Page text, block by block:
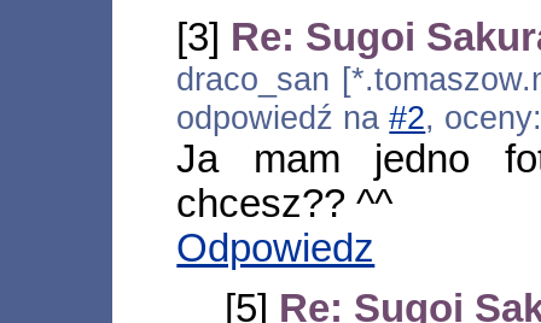
[3] Re: Sugoi
draco_san
odpowiedź na#2,
Ja mam jedno
chcesz?? ^^
Odpowiedz
[5] Re: Sugoi